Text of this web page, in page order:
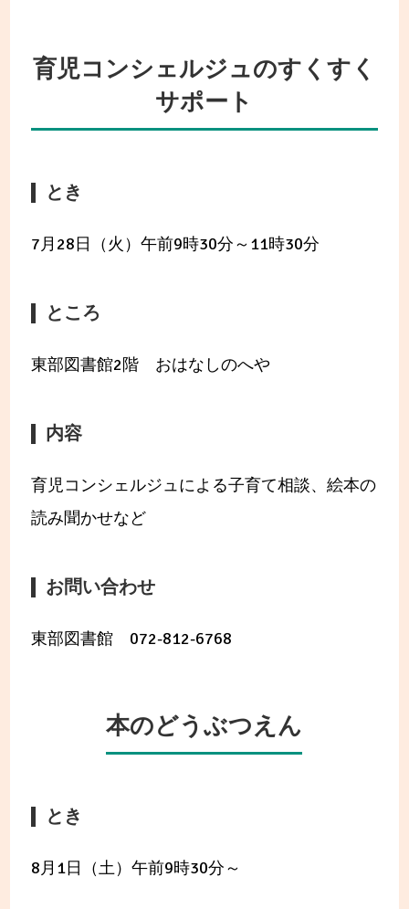
育児コンシェルジュのすくすく
サポート
とき
7月28日（火）午前9時30分～11時30分
ところ
東部図書館2階 おはなしのへや
内容
育児コンシェルジュによる子育て相談、絵本の
読み聞かせなど
お問い合わせ
東部図書館 072-812-6768
本のどうぶつえん
とき
8月1日（土）午前9時30分～